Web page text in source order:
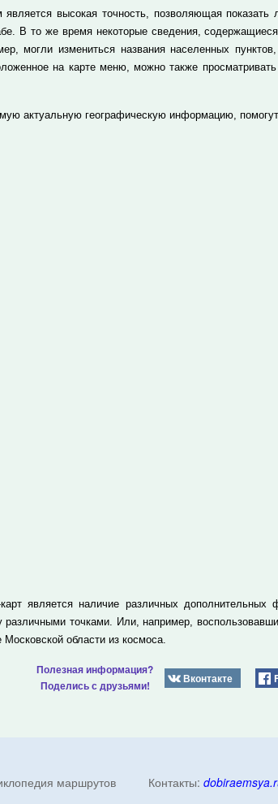
является высокая точность, позволяющая
В то же время некоторые сведения,
могли измениться названия населенных
на карте меню, можно также
актуальную географическую информацию,
является наличие различных
точками. Или, например,
Московской области из космоса.
Полезная информация?
Поделись с друзьями!
Вконтакте
маршрутов Контакты: